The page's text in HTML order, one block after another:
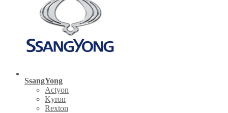
SsangYong
Actyon
Kyron
Rexton